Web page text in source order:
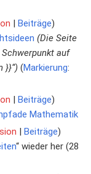
Beiträge
(Die Seite
auf
}}“) Markierung:
Beiträge
Mathematik
Beiträge
“ wieder her (28